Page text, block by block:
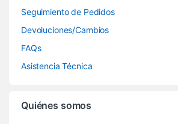
Seguimiento de Pedidos
Devoluciones/Cambios
FAQs
Asistencia Técnica
Quiénes somos